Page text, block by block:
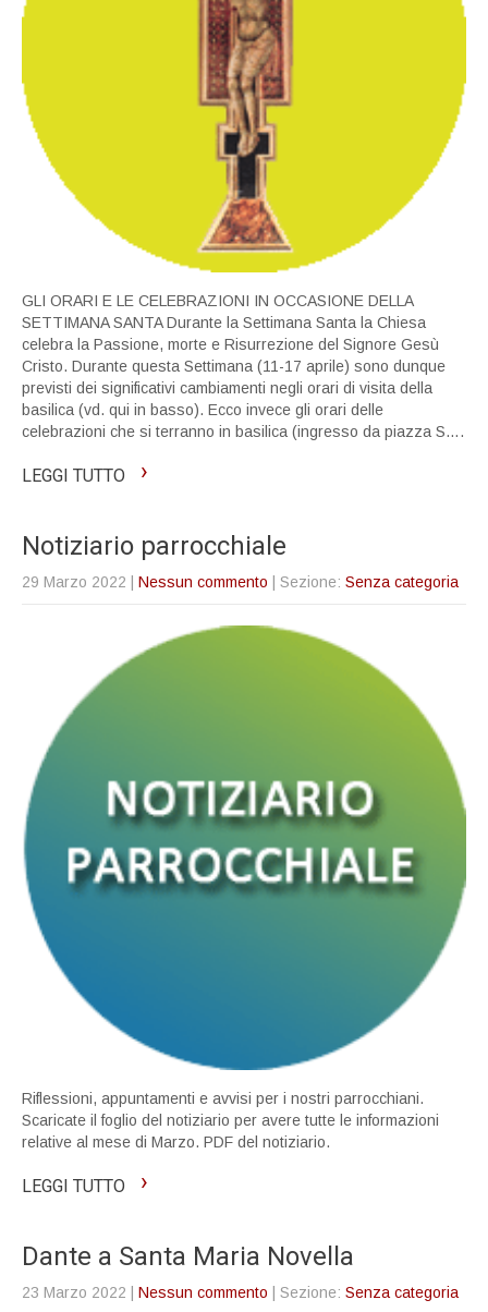
GLI ORARI E LE CELEBRAZIONI IN OCCASIONE DELLA
SETTIMANA SANTA Durante la Settimana Santa la Chiesa
celebra la Passione, morte e Risurrezione del Signore Gesù
Cristo. Durante questa Settimana (11-17 aprile) sono dunque
previsti dei significativi cambiamenti negli orari di visita della
basilica (vd. qui in basso). Ecco invece gli orari delle
celebrazioni che si terranno in basilica (ingresso da piazza S….
LEGGI TUTTO ›
Notiziario parrocchiale
29 Marzo 2022 Nessun commento | Sezione: Senza categoria
Riflessioni, appuntamenti e avvisi per i nostri parrocchiani.
Scaricate il foglio del notiziario per avere tutte le informazioni
relative al mese di Marzo. PDF del notiziario.
LEGGI TUTTO ›
Dante a Santa Maria Novella
23 Marzo 2022 Nessun commento | Sezione: Senza categoria